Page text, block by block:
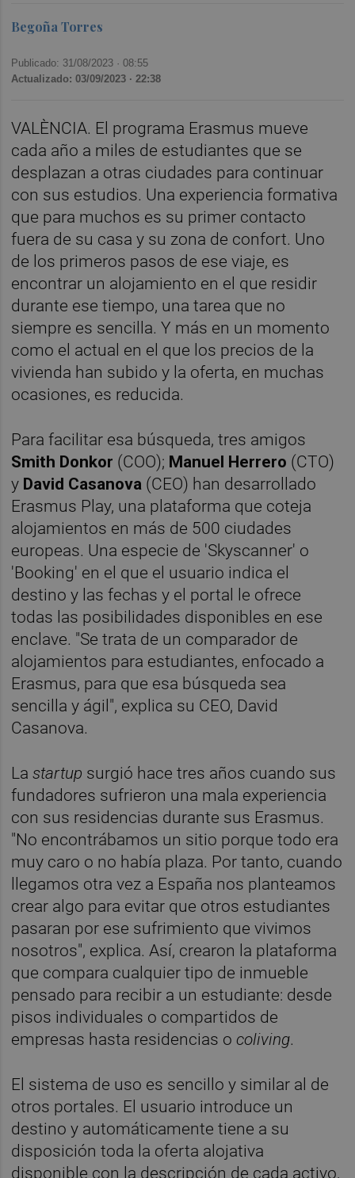
Begoña Torres
Publicado: 31/08/2023 ·08:55
Actualizado: 03/09/2023 · 22:38
VALÈNCIA. El programa Erasmus mueve
cada año a miles de estudiantes que se
desplazan a otras ciudades para continuar
con sus estudios. Una experiencia formativa
que para muchos es su primer contacto
fuera de su casa y su zona de confort. Uno
de los primeros pasos de ese viaje, es
encontrar un alojamiento en el que residir
durante ese tiempo, una tarea que no
siempre es sencilla. Y más en un momento
como el actual en el que los precios de la
vivienda han subido y la oferta, en muchas
ocasiones, es reducida.
Para facilitar esa búsqueda, tres amigos
Smith Donkor (COO); Manuel Herrero (CTO)
y David Casanova (CEO) han desarrollado
Erasmus Play, una plataforma que coteja
alojamientos en más de 500 ciudades
europeas. Una especie de 'Skyscanner' o
'Booking' en el que el usuario indica el
destino y las fechas y el portal le ofrece
todas las posibilidades disponibles en ese
enclave. "Se trata de un comparador de
alojamientos para estudiantes, enfocado a
Erasmus, para que esa búsqueda sea
sencilla y ágil", explica su CEO, David
Casanova.
Lastartup surgió hace tres años cuando sus
fundadores sufrieron una mala experiencia
con sus residencias durante sus Erasmus.
"No encontrábamos un sitio porque todo era
muy caro o no había plaza. Por tanto, cuando
llegamos otra vez a España nos planteamos
crear algo para evitar que otros estudiantes
pasaran por ese sufrimiento que vivimos
nosotros", explica. Así, crearon la plataforma
que compara cualquier tipo de inmueble
pensado para recibir a un estudiante: desde
pisos individuales o compartidos de
empresas hasta residencias ocoliving.
El sistema de uso es sencillo y similar al de
otros portales. El usuario introduce un
destino y automáticamente tiene a su
disposición toda la oferta alojativa
disponible con la descripción de cada activo,